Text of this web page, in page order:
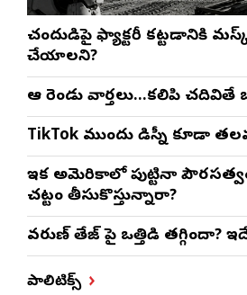
చంద్రుడిపై ఫ్యాక్టరీ కట్టడానికి
చేయాలని?
ఆ రెండు వార్తలు…కలిపి చదివితే
TikTok ముందు డిస్నీ కూడా
ఇక అమెరికాలో పుట్టినా
చట్టం తీసుకొస్తున్నారా?
వరుణ్ తేజ్‌ పై ఒత్తిడి తగ్గిందా?
పాలిటిక్స్